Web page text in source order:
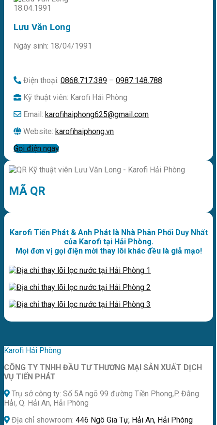
Lưu Văn Long
Ngày sinh: 18/04/1991
Điện thoại: 0868.717.389 – 0987.148.788
Kỹ thuật viên: Karofi Hải Phòng
Email: karofihaiphong625@gmail.com
Website: karofihaiphong.vn
Gọi điện ngay
MÃ QR
Karofi Tiến Phát & Anh Phát là Nhà Phân Phối Duy Nhất
của Karofi tại Hải Phòng.
Mọi đơn vị gọi điện mời thay lõi khác đều là giả mạo!
Karofi Hải Phòng
CÔNG TY TNHH ĐẦU TƯ THƯƠNG MẠI SẢN XUẤT DỊCH
VỤ TIẾN PHÁT
Trụ sở công ty: Số 5A ngõ 99 đường Tiền Phong,P. Đằng
Hải, Q. Hải An, Hải Phòng
Địa chỉ showroom: 446 Ngô Gia Tự, Hải An, Hải Phòng